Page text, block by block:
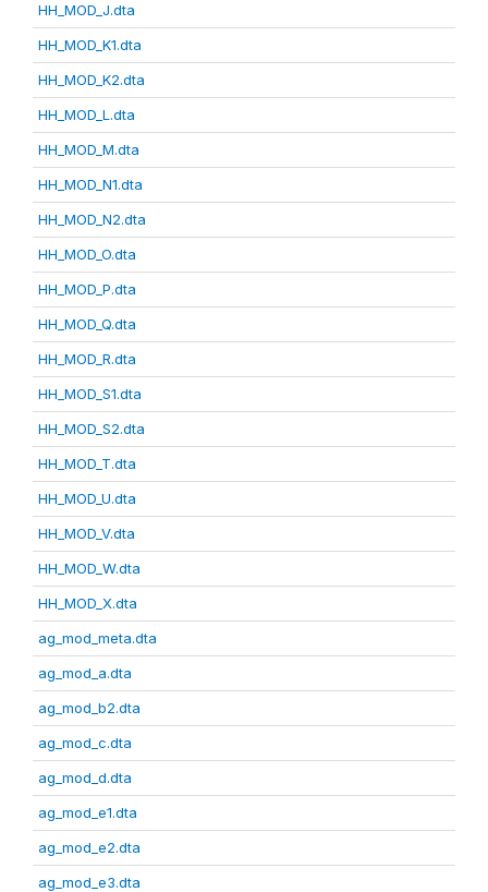
HH_MOD_J.dta
HH_MOD_K1.dta
HH_MOD_K2.dta
HH_MOD_L.dta
HH_MOD_M.dta
HH_MOD_N1.dta
HH_MOD_N2.dta
HH_MOD_O.dta
HH_MOD_P.dta
HH_MOD_Q.dta
HH_MOD_R.dta
HH_MOD_S1.dta
HH_MOD_S2.dta
HH_MOD_T.dta
HH_MOD_U.dta
HH_MOD_V.dta
HH_MOD_W.dta
HH_MOD_X.dta
ag_mod_meta.dta
ag_mod_a.dta
ag_mod_b2.dta
ag_mod_c.dta
ag_mod_d.dta
ag_mod_e1.dta
ag_mod_e2.dta
ag_mod_e3.dta